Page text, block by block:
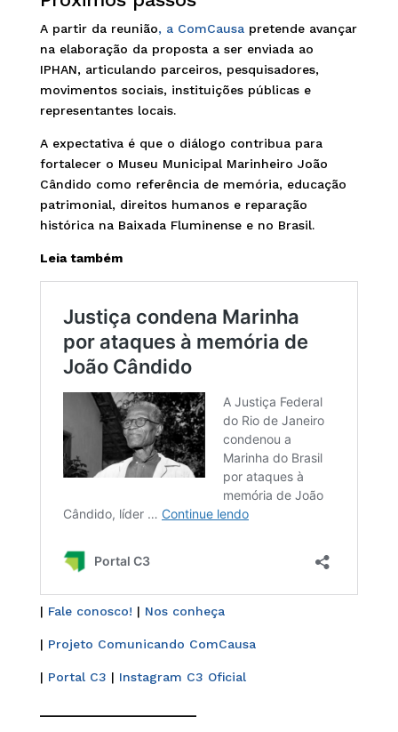
A partir da reunião, a ComCausapretende avançar
na elaboração da proposta a ser enviada ao
IPHAN, articulando parceiros, pesquisadores,
movimentos sociais, instituições públicas e
representantes locais.
A expectativa é que o diálogo contribua para
fortalecer o Museu Municipal Marinheiro João
Cândido como referência de memória, educação
patrimonial, direitos humanos e reparação
histórica na Baixada Fluminense e no Brasil.
Leia também
| Fale conosco! | Nos conheça
| Projeto Comunicando ComCausa
| Portal C3 | Instagram C3 Oficial